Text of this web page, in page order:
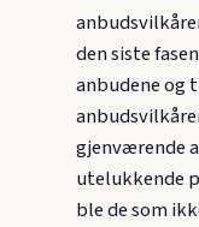
den siste
anbudene og
gjenværende
utelukkende
ble de som